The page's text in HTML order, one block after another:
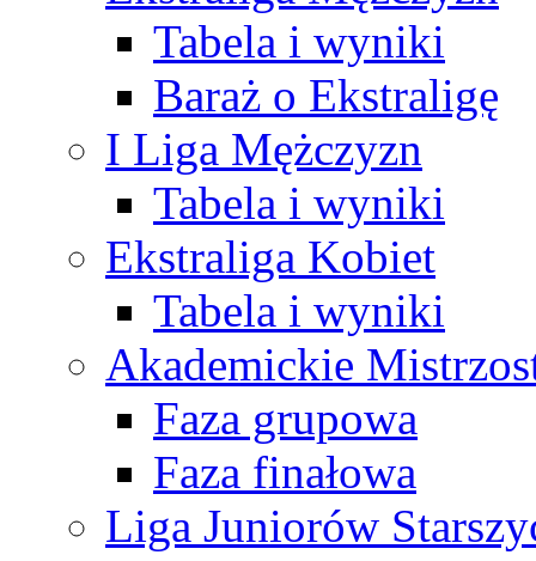
Tabela i wyniki
Baraż o Ekstraligę
I Liga Mężczyzn
Tabela i wyniki
Ekstraliga Kobiet
Tabela i wyniki
Akademickie
Faza grupowa
Faza finałowa
Liga Juniorów